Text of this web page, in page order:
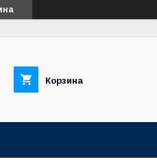
Корзина